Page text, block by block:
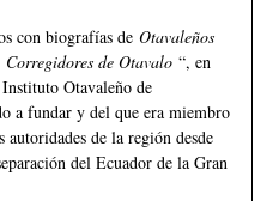
con biografías de Otavaleños
Corregidores de Otavalo“, en
Otavaleño de
a fundar y del que era miembro
de la región desde
del Ecuador de la Gran